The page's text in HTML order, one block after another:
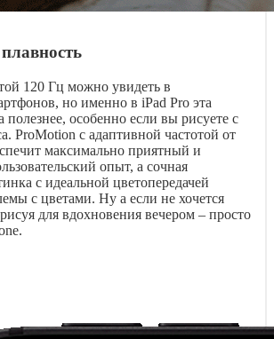
120 Гц можно увидеть в
но именно в iPad Pro эта
полезнее, особенно если вы рисуете с
ProMotion с адаптивной частотой от
максимально приятный и
опыт, а сочная
с идеальной цветопередачей
с цветами. Ну а если не хочется
рисуя для вдохновения вечером – просто